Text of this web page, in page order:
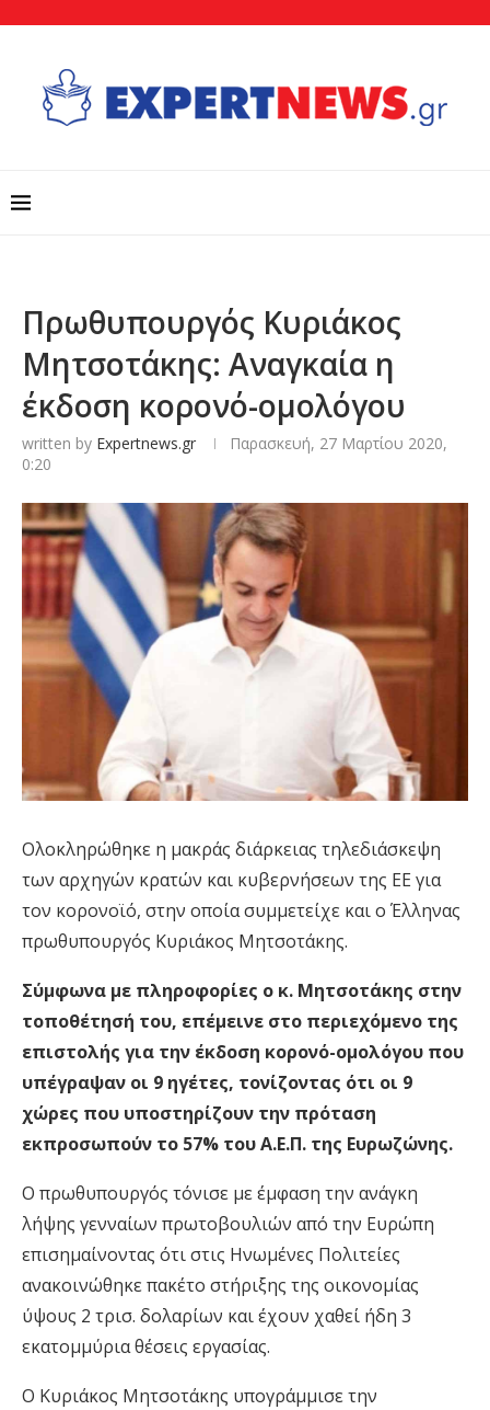
Πρωθυπουργός Κυριάκος
Μητσοτάκης: Αναγκαία η
έκδοση κορονό-ομολόγου
written by Expertnews.gr
Παρασκευή, 27 Μαρτίου 2020,
0:20
Ολοκληρώθηκε η μακράς διάρκειας τηλεδιάσκεψη
των αρχηγών κρατών και κυβερνήσεων της ΕΕ για
τον κορονοϊό, στην οποία συμμετείχε και ο Έλληνας
πρωθυπουργός Κυριάκος Μητσοτάκης.
Σύμφωνα με πληροφορίες ο κ. Μητσοτάκης στην
τοποθέτησή του, επέμεινε στο περιεχόμενο της
επιστολής για την έκδοση κορονό-ομολόγου που
υπέγραψαν οι 9 ηγέτες, τονίζοντας ότι οι 9
χώρες που υποστηρίζουν την πρόταση
εκπροσωπούν το 57% του Α.Ε.Π. της Ευρωζώνης.
Ο πρωθυπουργός τόνισε με έμφαση την ανάγκη
λήψης γενναίων πρωτοβουλιών από την Ευρώπη
επισημαίνοντας ότι στις Ηνωμένες Πολιτείες
ανακοινώθηκε πακέτο στήριξης της οικονομίας
ύψους 2 τρισ. δολαρίων και έχουν χαθεί ήδη 3
εκατομμύρια θέσεις εργασίας.
Ο Κυριάκος Μητσοτάκης υπογράμμισε την